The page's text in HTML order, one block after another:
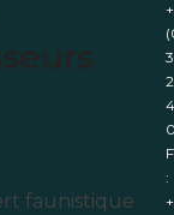
faunistique
: